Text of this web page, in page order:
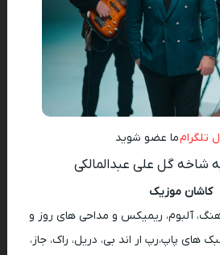
تلگرامما عضو شوید
شاخه گل علی عبدالمالکی
کاشان موزیک
آلبوم، ریمیکس و مداحی های روز و
های پاپ،رپ ار اند بی، دریل، راک، جاز،